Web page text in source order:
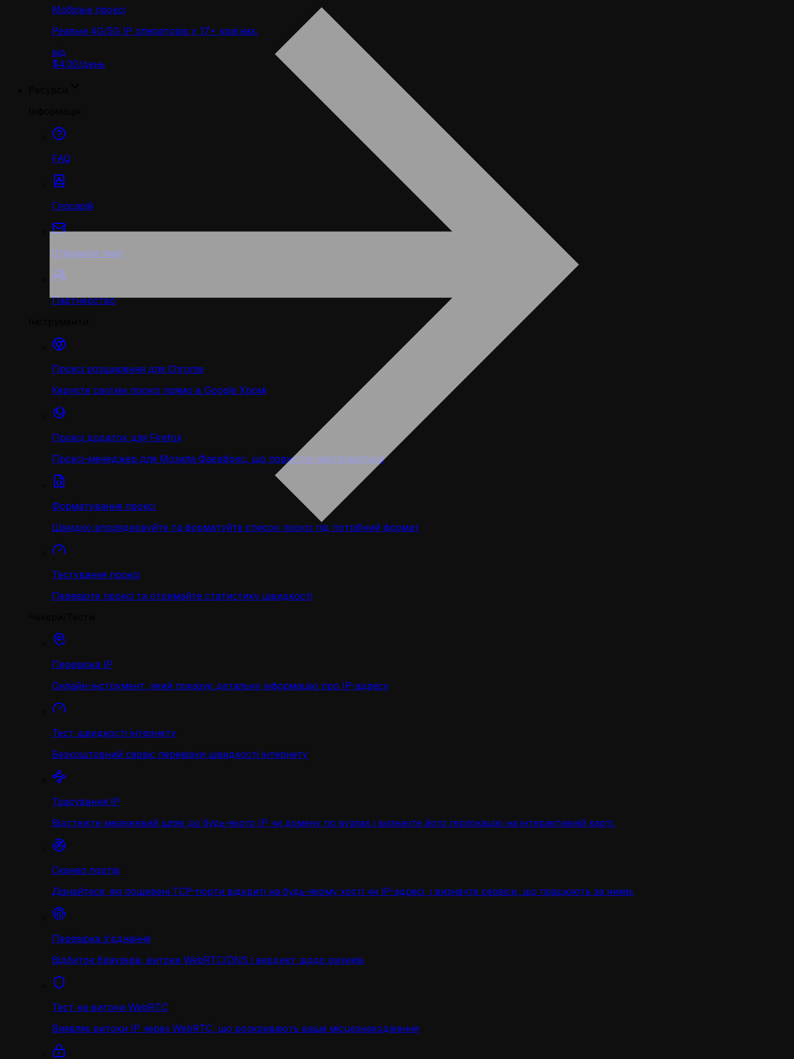
Мобільні проксі
Реальні 4G/5G IP операторів у 17+ країнах.
від
$4.00/день
FAQ
Глосарій
Створити тікет
Партнерство
Проксі розширення для Chrome
Керуєте своїми проксі прямо в Google Хромі
Проксі додаток для Firefox
Проксі-менеджер для Мозила Фаєрфокс, що повністю настроюється
Форматування проксі
Швидко впорядковуйте та форматуйте список проксі під потрібний формат
Тестування проксі
Перевірте проксі та отримайте статистику швидкості
Перевірка IP
Онлайн-інструмент, який показує детальну інформацію про IP-адресу
Тест швидкості інтернету
Безкоштовний сервіс перевірки швидкості інтернету
Трасування IP
Відстежте мережевий шлях до будь-якого IP чи домену по вузлах і визначте його геолокацію на інтерактивній карті.
Сканер портів
Дізнайтеся, які поширені TCP-порти відкриті на будь-якому хості чи IP-адресі, і визначте сервіси, що працюють за ними.
Перевірка з'єднання
Відбиток браузера, витоки WebRTC/DNS і вердикт щодо ризиків
Тест на витоки WebRTC
Виявляє витоки IP через WebRTC, що розкривають ваше місцезнаходження